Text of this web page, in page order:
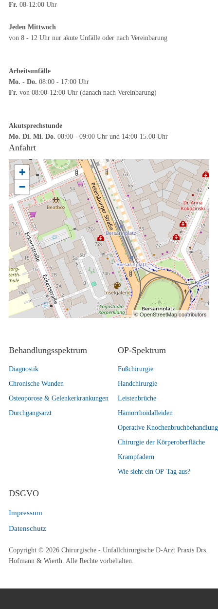
Fr. 08-12:00 Uhr
Jeden Mittwoch
von 8 - 12 Uhr nur akute Unfälle oder nach Vereinbarung
Arbeitsunfälle
Mo. - Do. 08:00 - 17:00 Uhr
Fr. von 08:00-12:00 Uhr (danach nach Vereinbarung)
Akutsprechstunde
Mo. Di. Mi. Do. 08:00 - 09:00 Uhr und 14:00-15.00 Uhr
Anfahrt
+
−
© OpenStreetMap contributors
Copyright © 2026 Chirurgische - Unfallchirurgische D-Arzt Praxis Drs.
Hofmann & Wierth. Alle Rechte vorbehalten.
Behandlungsspektrum
Diagnostik
Chronische Wunden
Osteoporose & Gelenkerkrankungen
Durchgangsarzt
OP-Spektrum
Fußchirurgie
Handchirurgie
Leistenbrüche
Hämorrhoidalleiden
Operative Knochenbruchbehandlung
Chirurgie der Körperoberfläche
Krampfadern
Wie sieht ein OP-Tag aus?
DSGVO
Impressum
Datenschutz